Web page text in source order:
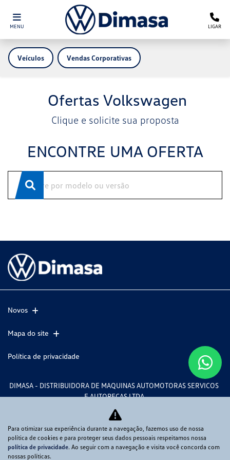
MENU LIGAR
Veículos Vendas Corporativas
Ofertas Volkswagen
Clique e solicite sua proposta
ENCONTRE UMA OFERTA
Novos
Mapa do site
Política de privacidade
DIMASA - DISTRIBUIDORA DE MAQUINAS AUTOMOTORAS SERVICOS
E AUTOPECAS LTDA
CNPJ: 82.563.461/0001-37
Desacelere. Seu bem maior é a vida.
Para otimizar sua experiência durante a navegação, fazemos uso de nossa
política de cookies e para proteger seus dados pessoais respeitamos nossa
política de privacidade. Ao seguir com a navegação e visita você concorda com
nossas políticas.